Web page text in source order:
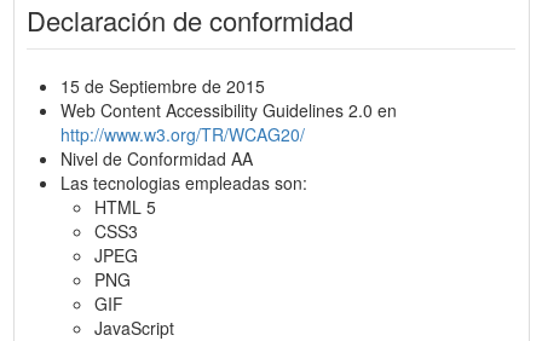
Declaración de conformidad
15 de Septiembre de 2015
Web Content Accessibility Guidelines 2.0 en
http://www.w3.org/TR/WCAG20/
Nivel de Conformidad AA
Las tecnologias empleadas son:
HTML 5
CSS3
JPEG
PNG
GIF
JavaScript